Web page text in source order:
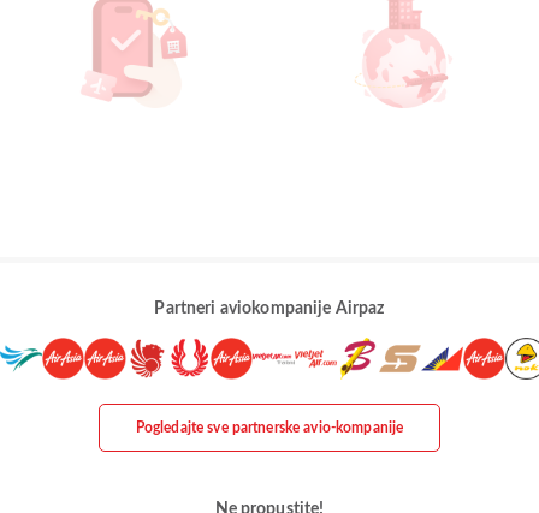
Partneri aviokompanije Airpaz
Pogledajte sve partnerske avio-kompanije
Ne propustite!